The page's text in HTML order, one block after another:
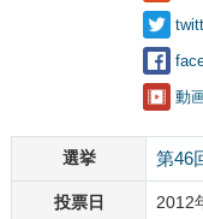
動
選挙 第46
投票日 2012